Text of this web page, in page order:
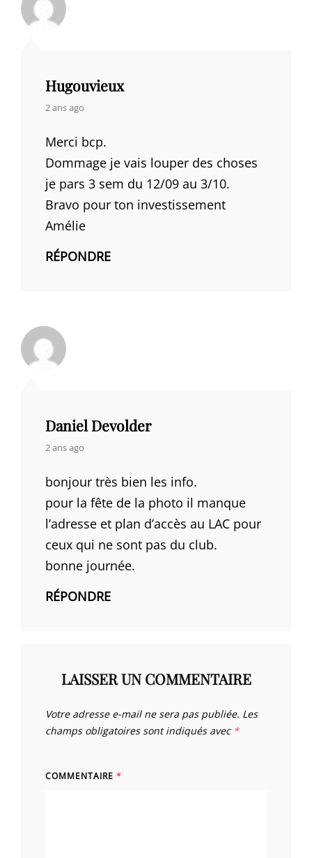
Hugouvieux
says:
2 ans ago
Merci bcp.
Dommage je vais louper des choses
je pars 3 sem du 12/09 au 3/10.
Bravo pour ton investissement
Amélie
RÉPONDRE
Daniel Devolder
says:
2 ans ago
bonjour très bien les info.
pour la fête de la photo il manque
l’adresse et plan d’accès au LAC pour
ceux qui ne sont pas du club.
bonne journée.
RÉPONDRE
LAISSER UN COMMENTAIRE
Votre adresse e-mail ne sera pas publiée. Les
champs obligatoires sont indiqués avec *
COMMENTAIRE *